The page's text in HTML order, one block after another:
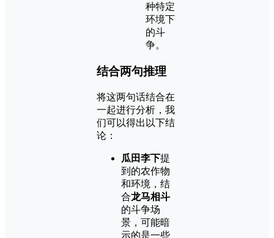
种特定
环境下
的斗
争。
结合两句推理
将这两句话结合在
一起进行分析，我
们可以得出以下结
论：
瓜田李下提
到的农作物
和环境，结
合龙马相斗
的斗争场
景，可能暗
示的是一些